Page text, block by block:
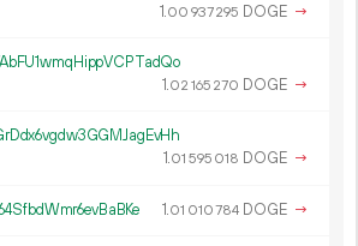
1.00 937295 DOGE →
1.02 165 270 DOGE →
1.01 595 018 DOGE →
1.01 010784 DOGE →